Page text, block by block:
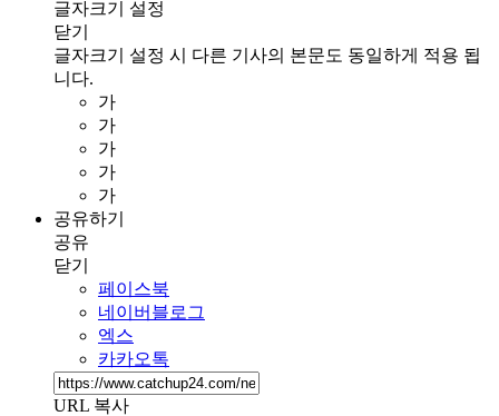
글자크기 설정
닫기
글자크기 설정 시 다른 기사의 본문도 동일하게 적용 됩
니다.
가
가
가
가
가
공유하기
공유
닫기
페이스북
네이버블로그
엑스
카카오톡
URL 복사